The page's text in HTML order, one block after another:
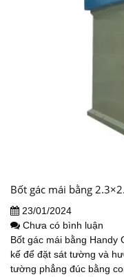
Bốt gác mái bằng
23/01/2024
Chưa có bình luận
Bốt gác mái bằng Handy
kế để đặt sát tường và
tường phẳng đúc bằng